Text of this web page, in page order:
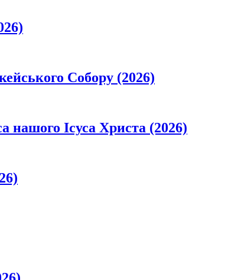
Собору (2026)
нашого Ісуса Христа (2026)